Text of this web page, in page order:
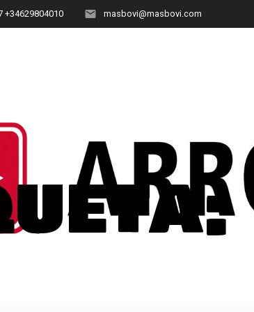
+34629804010 masbovi@masbovi.com